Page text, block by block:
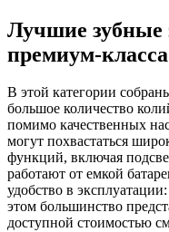
Лучшие зубные
премиум-класса
В этой категории
большое количество
помимо качественных
могут похвастаться
функций, включая
работают от емкой
удобство в
этом большинство
доступной стоимостью